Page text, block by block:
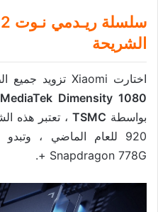
الشريحة
اختارت Xiaomi تزويد جميع الطرازات الجديدة بنفس المعالج:
MediaTek Dimensity 1080
بواسطة TSMC
Snapdragon 778G +.